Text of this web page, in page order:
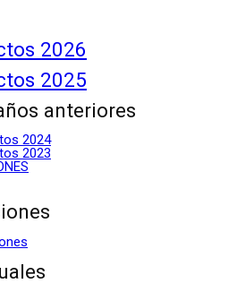
2026
2025
anteriores
2024
2023